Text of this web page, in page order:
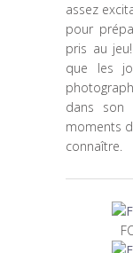
assez
pour
pris au
que les
dans son
moments
connaître.